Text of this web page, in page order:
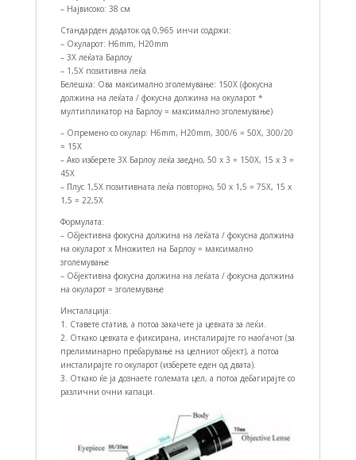
– Највисоко: 38 см
Стандарден додаток од 0,965 инчи содржи:
– Окуларот: H6mm, H20mm
– 3X леќата Барлоу
– 1,5X позитивна леќа
Белешка: Ова максимално зголемување: 150X (фокусна
должина на леќата / фокусна должина на окуларот *
мултипликатор на Барлоу = максимално зголемување)
– Опремено со окулар: H6mm, H20mm, 300/6 = 50X, 300/20
= 15X
– Ако изберете 3X Барлоу леќа заедно, 50 x 3 = 150X, 15 x 3 =
45X
– Плус 1,5X позитивната леќа повторно, 50 x 1,5 = 75X, 15 x
1,5 = 22,5X
Формулата:
– Објективна фокусна должина на леќата / фокусна должина
на окуларот x Множител на Барлоу = максимално
зголемување
– Објективна фокусна должина на леќата / фокусна должина
на окуларот = зголемување
Инсталација:
1. Ставете статив, а потоа закачете ја цевката за леќи.
2. Откако цевката е фиксирана, инсталирајте го наоѓачот (за
прелиминарно пребарување на целниот објект), а потоа
инсталирајте го окуларот (изберете еден од двата).
3. Откако ќе ја дознаете големата цел, а потоа дебагирајте со
различни очни капаци.